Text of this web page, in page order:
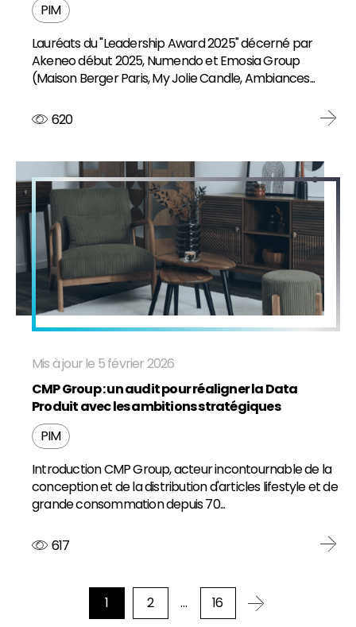
PIM
Lauréats du "Leadership Award 2025" décerné par
Akeneo début 2025, Numendo et Emosia Group
(Maison Berger Paris, My Jolie Candle, Ambiances...
620
Mis à jour le 5 février 2026
CMP Group : un audit pour réaligner la Data
Produit avec les ambitions stratégiques
PIM
Introduction CMP Group, acteur incontournable de la
conception et de la distribution d'articles lifestyle et de
grande consommation depuis 70...
617
1 2 … 16